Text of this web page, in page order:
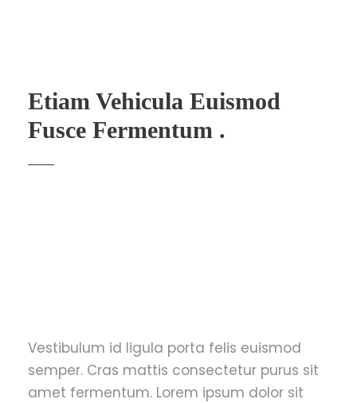
Etiam Vehicula Euismod
Fusce Fermentum .
Vestibulum id ligula porta felis euismod
semper. Cras mattis consectetur purus sit
amet fermentum. Lorem ipsum dolor sit